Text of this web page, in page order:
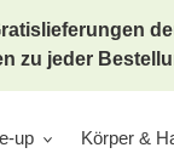
zu jeder
up Körper &